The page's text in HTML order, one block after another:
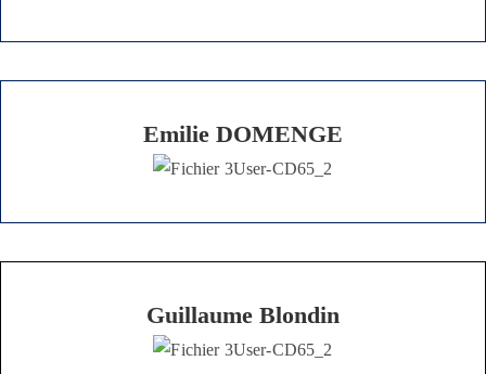
Emilie DOMENGE
Guillaume Blondin